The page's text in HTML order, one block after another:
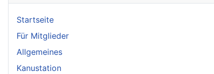
Startseite
Für Mitglieder
Allgemeines
Kanustation